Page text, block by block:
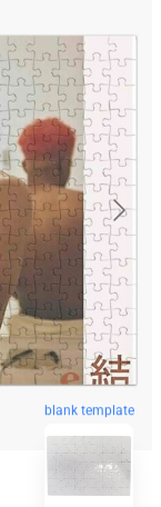
blank template